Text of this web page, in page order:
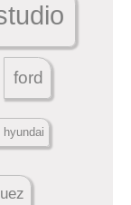
ford
hyundai